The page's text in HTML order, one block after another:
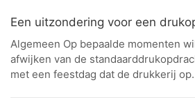
Een uitzondering voor een
Algemeen Op bepaalde momenten
afwijken van de
met een feestdag dat de drukkerij